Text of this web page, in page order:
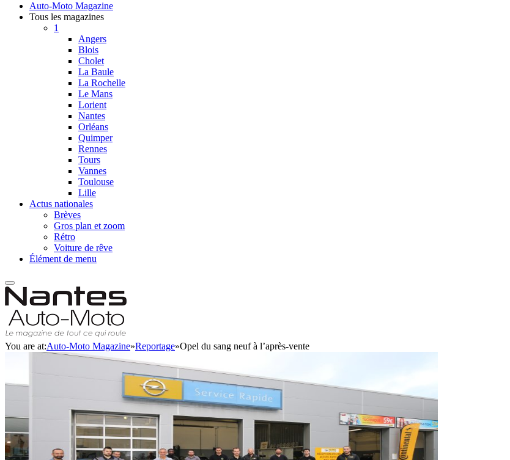
Auto-Moto Magazine
Tous les magazines
1
Angers
Blois
Cholet
La Baule
La Rochelle
Le Mans
Lorient
Nantes
Orléans
Quimper
Rennes
Tours
Vannes
Toulouse
Lille
Actus nationales
Brèves
Gros plan et zoom
Rétro
Voiture de rêve
Élément de menu
You are at:Auto-Moto Magazine»Reportage»Opel du sang neuf à l’après-vente